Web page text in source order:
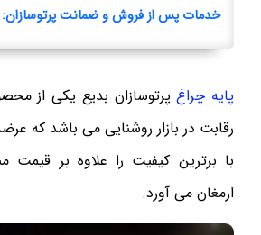
خدمات پس از فروش و ضمانت پرتوسازان:
پایه چراغپرتوسازان بدیع یکی از
رقابت در بازار روشنایی می باشد که
با برترین کیفیت را علاوه بر قیمت
ارمغان می آورد.